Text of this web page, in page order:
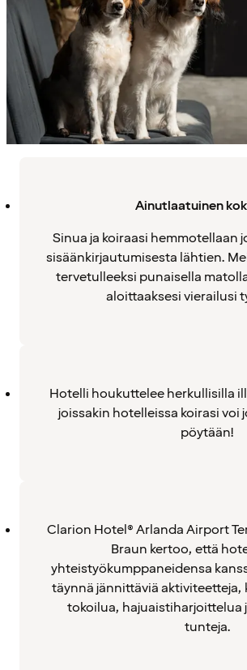
Ainutlaatuinen
Sinua ja koiraasi hemmotellaan
sisäänkirjautumisesta lähtien.
tervetulleeksi punaisella
aloittaaksesi vierailusi
Hotelli houkuttelee herkullisilla
joissakin hotelleissa koirasi voi
pöytään!
Clarion Hotel® Arlanda Airport
Braun kertoo, että
yhteistyökumppaneidensa
täynnä jännittäviä
tokoilua, hajuaistiharjoittelua
tunteja.